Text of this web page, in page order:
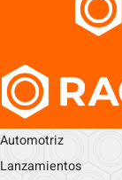
Automotriz
Lanzamientos